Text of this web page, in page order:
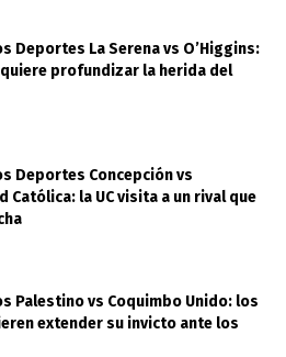
Deportes La Serena vs O’Higgins:
profundizar la herida del
Deportes Concepción vs
Católica: la UC visita a un rival que
Palestino vs Coquimbo Unido: los
extender su invicto ante los